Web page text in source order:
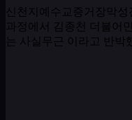
신천지예수교증거장막성
과정에서 김종천 더불어
는 사실무근 이라고 반박